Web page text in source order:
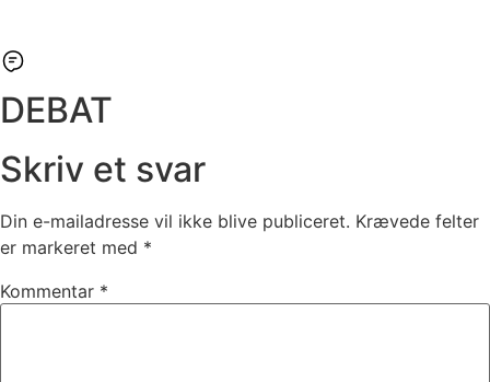
DEBAT
Skriv et svar
Din e-mailadresse vil ikke blive publiceret. Krævede felter
er markeret med *
Kommentar *